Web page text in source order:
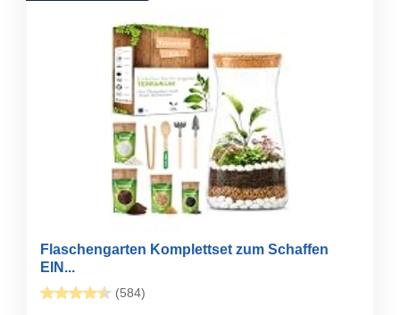
Flaschengarten Komplettset zum Schaffen
EIN...
(584)